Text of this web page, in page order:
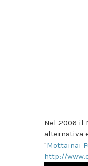
Nel 2006 il
alternativa
"Mottainai
http://